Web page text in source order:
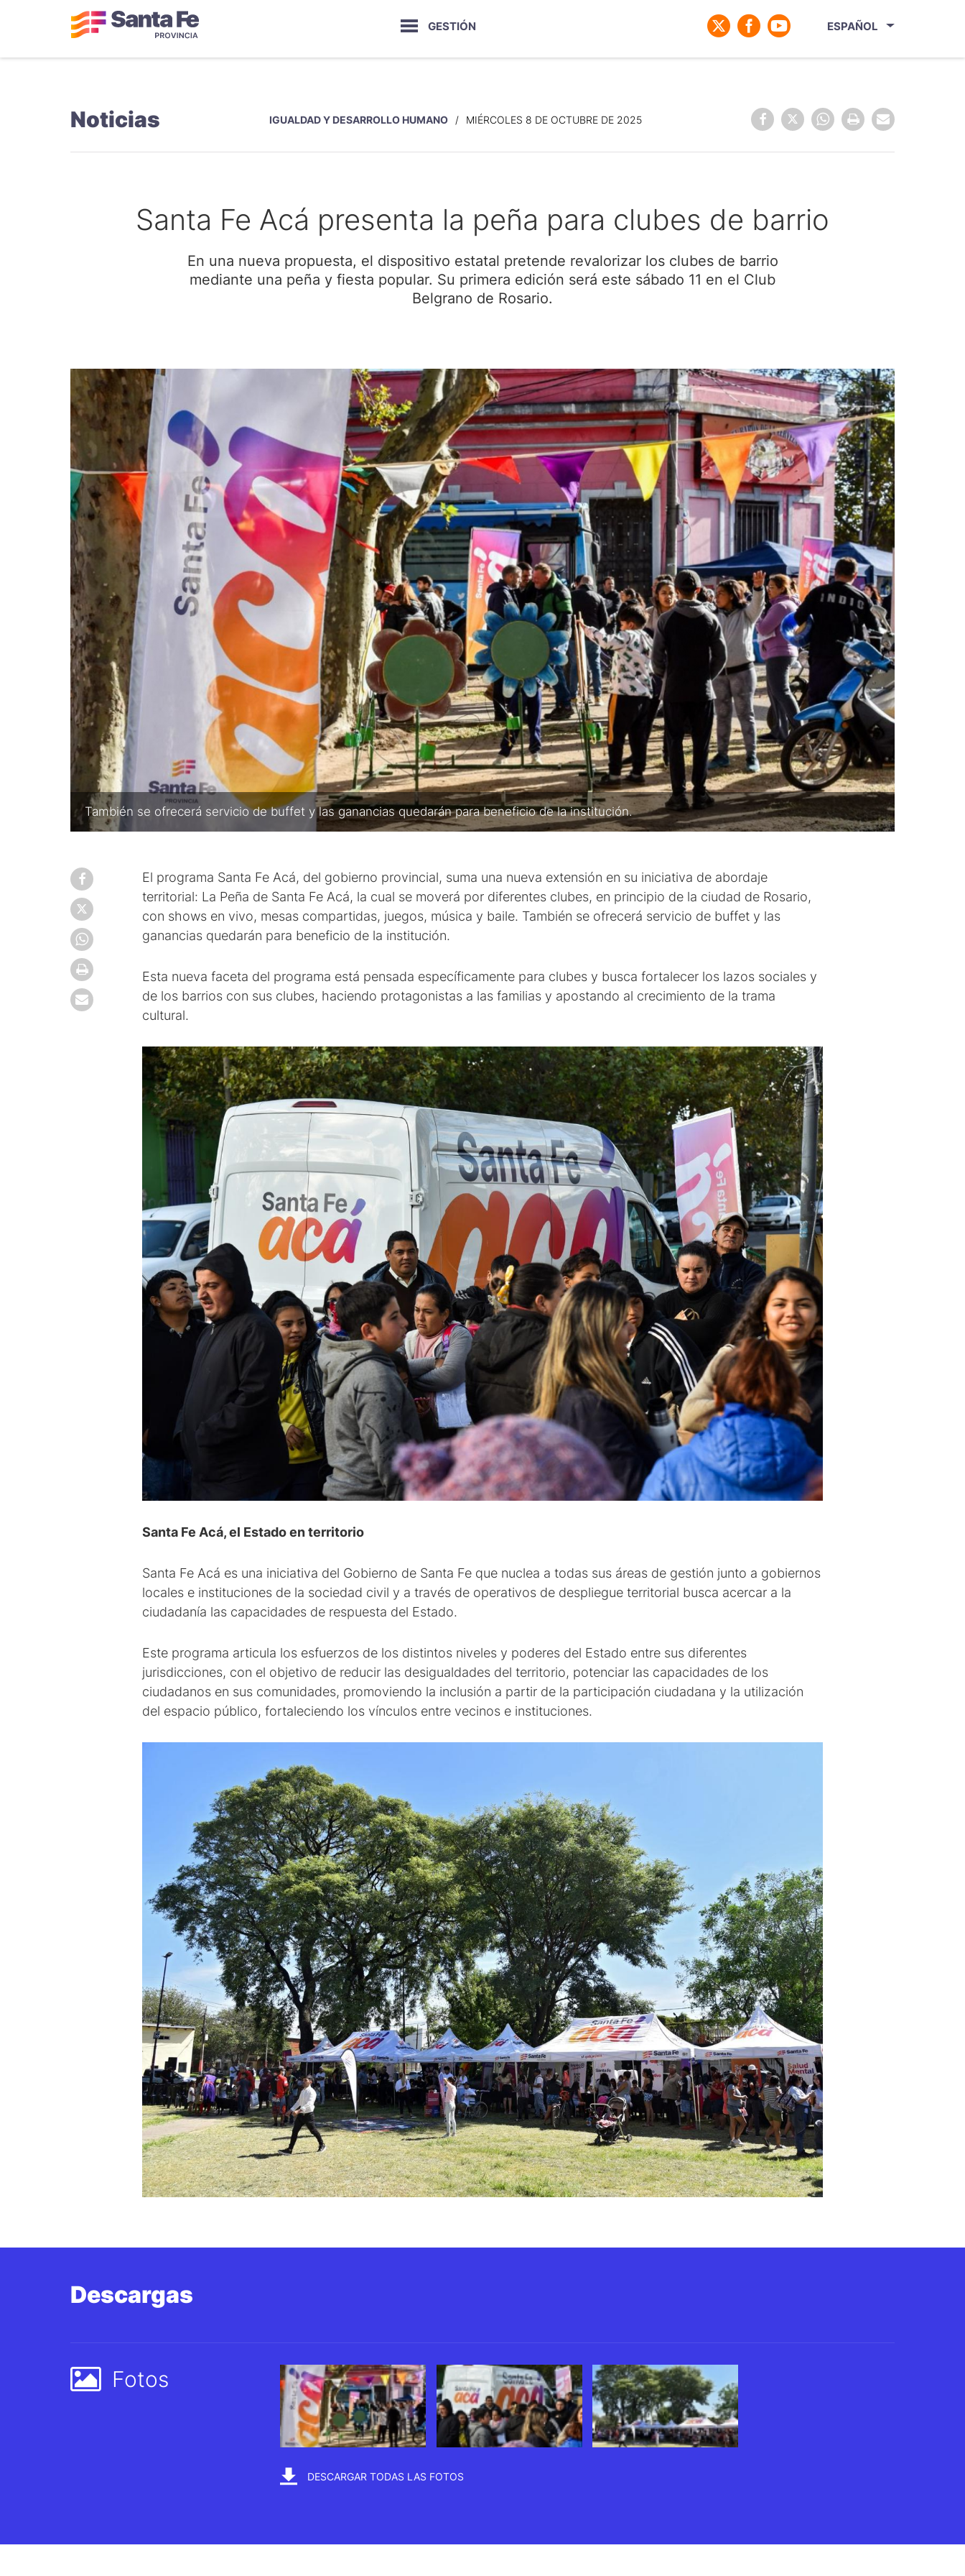
GESTIÓN ESPAÑOL
Noticias IGUALDAD Y DESARROLLO HUMANO MIÉRCOLES 8 DE OCTUBRE DE 2025
Santa Fe Acá presenta la peña para clubes de barrio
En una nueva propuesta, el dispositivo estatal pretende revalorizar los clubes de barrio
mediante una peña y fiesta popular. Su primera edición será este sábado 11 en el Club
Belgrano de Rosario.
También se ofrecerá servicio de buffet y las ganancias quedarán para beneficio de la institución.
El programa Santa Fe Acá, del gobierno provincial, suma una nueva extensión en su iniciativa de abordaje
territorial: La Peña de Santa Fe Acá, la cual se moverá por diferentes clubes, en principio de la ciudad de Rosario,
con shows en vivo, mesas compartidas, juegos, música y baile. También se ofrecerá servicio de buffet y las
ganancias quedarán para beneficio de la institución.
Esta nueva faceta del programa está pensada específicamente para clubes y busca fortalecer los lazos sociales y
de los barrios con sus clubes, haciendo protagonistas a las familias y apostando al crecimiento de la trama
cultural.
Santa Fe Acá, el Estado en territorio
Santa Fe Acá es una iniciativa del Gobierno de Santa Fe que nuclea a todas sus áreas de gestión junto a gobiernos
locales e instituciones de la sociedad civil y a través de operativos de despliegue territorial busca acercar a la
ciudadanía las capacidades de respuesta del Estado.
Este programa articula los esfuerzos de los distintos niveles y poderes del Estado entre sus diferentes
jurisdicciones, con el objetivo de reducir las desigualdades del territorio, potenciar las capacidades de los
ciudadanos en sus comunidades, promoviendo la inclusión a partir de la participación ciudadana y la utilización
del espacio público, fortaleciendo los vínculos entre vecinos e instituciones.
Descargas
Fotos
DESCARGAR TODAS LAS FOTOS